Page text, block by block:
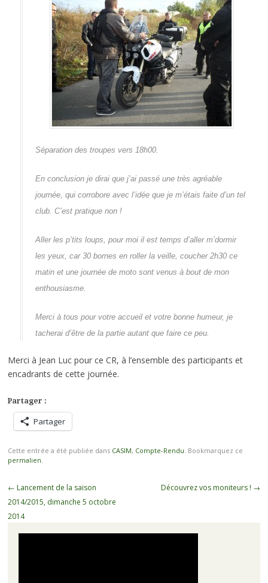
Séparation des troupes vers 18h00.
En conclusion je dirai que j’ai passé une très agréable
journée, qui corrobore avec l’idée que je m’étais faite d’un tel
club. C’est pratique non !
Aller les p’tits loups, pour moi il est temps d’aller m’dormir
les yeux, car 30 bornes en roller la veille, coucher 2h30 ce
matin et une journée de moto sont venus à bout de mon
enthousiasme.
Merci à tous pour votre accueil et votre bonne humeur, je
tacherai d’être de la partie autant que faire ce peu.
Merci à Jean Luc pour ce CR, à l’ensemble des participants et
encadrants de cette journée.
Partager :
Partager
Cette entrée a été publiée dans CASIM, Compte-Rendu . Bookmarquez ce
permalien
Navigation
des
articles
← Lancement de la saison
2014/2015, dimanche 5 octobre
2014
Découvrez vos moniteurs ! →